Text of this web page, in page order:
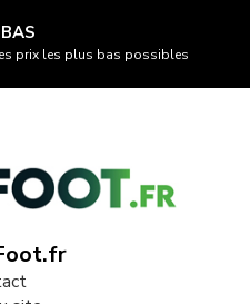
prix les plus bas possibles